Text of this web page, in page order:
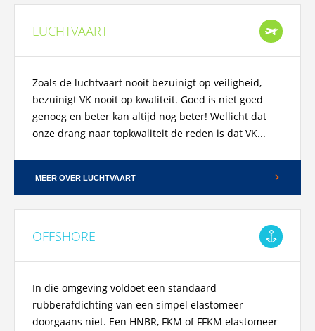
LUCHTVAART
Zoals de luchtvaart nooit bezuinigt op veiligheid,
bezuinigt VK nooit op kwaliteit. Goed is niet goed
genoeg en beter kan altijd nog beter! Wellicht dat
onze drang naar topkwaliteit de reden is dat VK...
MEER OVER LUCHTVAART
OFFSHORE
In die omgeving voldoet een standaard
rubberafdichting van een simpel elastomeer
doorgaans niet. Een HNBR, FKM of FFKM elastomeer